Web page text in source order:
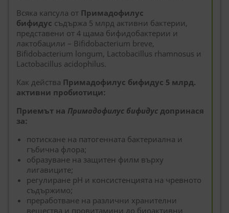
Всяка капсула от Примадофилус
бифидус съдържа 5 млрд активни бактерии,
представени от 4 щама бифидобактерии и
лактобацили – Bifidobacterium breve,
Bifidobacterium longum, Lactobacillus rhamnosus и
Lactobacillus acidophilus.
Как действа Примадофилус бифидус 5 млрд.
активни пробиотици:
Приемът на Примадофилус бифидус допринася
за:
потискане на патогенната бактериална и
гъбична флора;
образуване на защитен филм върху
лигавиците;
регулиране pH и консистенцията на чревното
съдържимо;
преработване на различни хранителни
вещества и провитамини до биоактивни